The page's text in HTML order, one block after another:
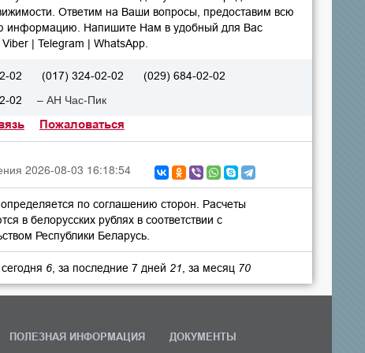
Ответим на Ваши вопросы, предоставим всю
информацию. Напишите Нам в удобный для Вас
| Telegram | WhatsApp.
02 (017) 324-02-02
(029) 684-02-02
02
– АН Час-Пик
Пожаловаться
2026-08-03 16:18:54
по соглашению сторон. Расчеты
в белорусских рублях в соответствии с
Республики Беларусь.
6, за последние 7 дней 21 , за месяц 70
ПОЛЕЗНАЯ ИНФОРМАЦИЯ
ДОКУМЕНТЫ